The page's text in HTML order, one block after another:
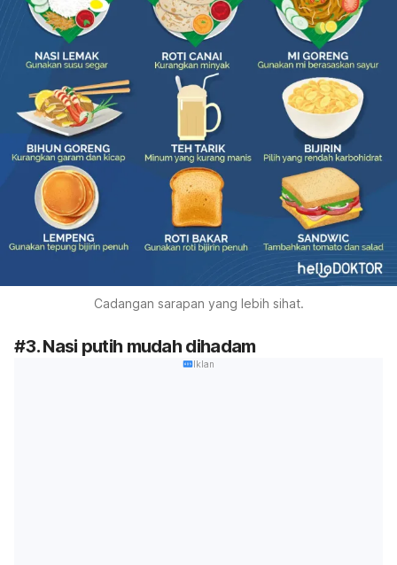
Cadangan sarapan yang lebih sihat.
#3. Nasi putih mudah dihadam
Iklan